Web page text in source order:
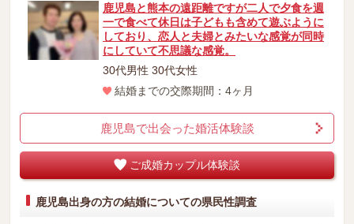
鹿児島と熊本の遠距離ですが二人で夕食を週
一で食べて休日は子どもも含めて遊ぶように
しており、恋人と夫婦とみたいな感覚が同時
にしていて不思議な感覚。
30代男性 30代女性
結婚までの交際期間：4ヶ月
鹿児島で出会った婚活体験談
ご成婚カップル体験談
鹿児島出身の方の結婚についての県民性調査